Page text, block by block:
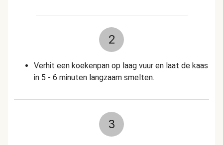
2
Verhit een koekenpan op laag vuur en laat de kaas
in 5 - 6 minuten langzaam smelten.
3